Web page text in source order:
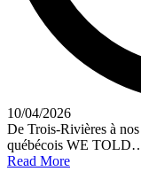
10/04/2026
De Trois-Rivières à
québécois WE
Read More